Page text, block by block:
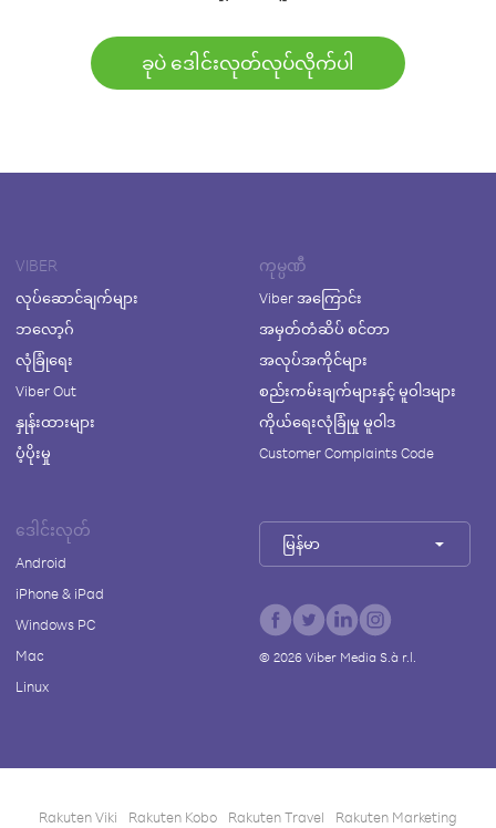
ခုပဲ ဒေါင်းလုတ်လုပ်လိုက်ပါ
VIBER
လုပ်ဆောင်ချက်များ
ဘလော့ဂ်
လုံခြုံရေး
Viber Out
နှုန်းထားများ
ပံ့ပိုးမှု
ကုမ္ပဏီ
Viber အကြောင်း
အမှတ်တံဆိပ် စင်တာ
အလုပ်အကိုင်များ
စည်းကမ်းချက်များနှင့် မူဝါဒများ
ကိုယ်ရေးလုံခြုံမှု မူဝါဒ
Customer Complaints Code
ဒေါင်းလုတ်
Android
iPhone & iPad
Windows PC
Mac
Linux
မြန်မာ
© 2026Viber Media S.à r.l.
Rakuten Viki Rakuten Kobo Rakuten Travel Rakuten Marketing